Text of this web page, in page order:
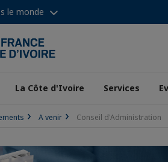
le monde
La Côte d'Ivoire Services
A venir Conseil d'Administration